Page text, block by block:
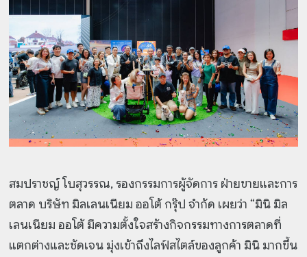
สมปราชญ์ โบสุวรรณ, รองกรรมการผู้จัดการ ฝ่ายขายและการ
ตลาด บริษัท มิลเลนเนียม ออโต้ กรุ๊ป จำกัด เผยว่า “มินิ มิล
เลนเนียม ออโต้ มีความตั้งใจสร้างกิจกรรมทางการตลาดที่
แตกต่างและชัดเจน มุ่งเข้าถึงไลฟ์สไตล์ของลูกค้า มินิ มากขึ้น